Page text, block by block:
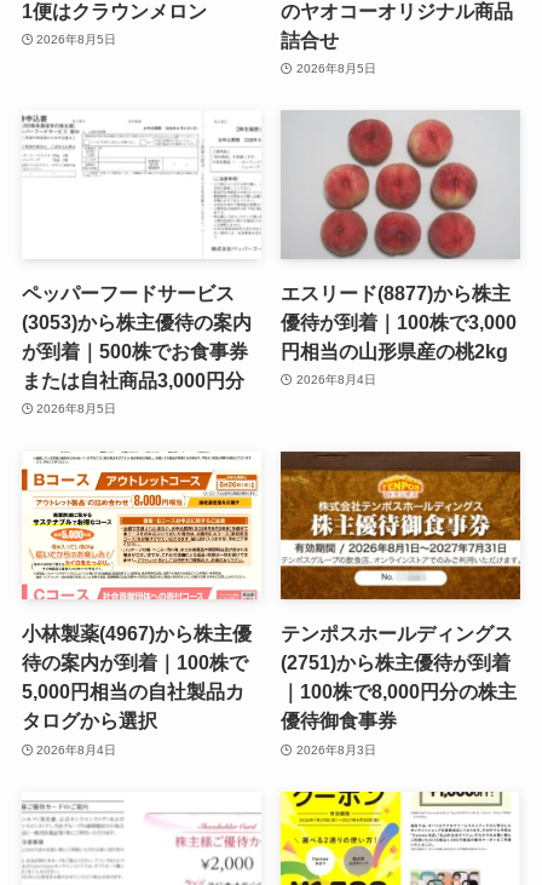
1便はクラウンメロン
2026年8月5日
のヤオコーオリジナル商品
詰合せ
2026年8月5日
ペッパーフードサービス
(3053)から株主優待の案内
が到着｜500株でお食事券
または自社商品3,000円分
2026年8月5日
エスリード(8877)から株主
優待が到着｜100株で3,000
円相当の山形県産の桃2kg
2026年8月4日
小林製薬(4967)から株主優
待の案内が到着｜100株で
5,000円相当の自社製品カ
タログから選択
2026年8月4日
テンポスホールディングス
(2751)から株主優待が到着
｜100株で8,000円分の株主
優待御食事券
2026年8月3日